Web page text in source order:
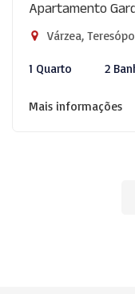
Apartamento
Várzea,
1 Quarto 2
Mais informações